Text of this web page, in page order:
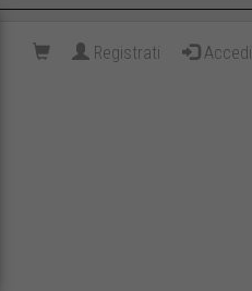
Registrati Accedi